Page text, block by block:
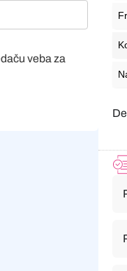
veba za